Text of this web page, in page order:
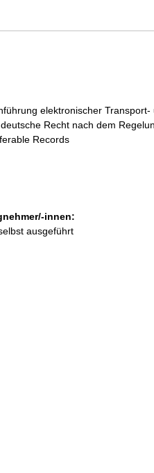
elektronischer
Recht nach dem
Records
innen:
ausgeführt